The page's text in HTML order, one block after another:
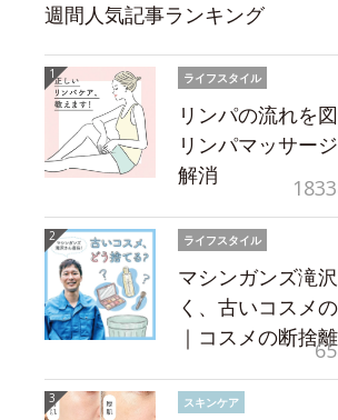
週間人気記事ランキング
ライフスタイル
リンパの流れを
リンパマッサー
解消
ライフスタイル
マシンガンズ滝
く、古いコスメ
｜コスメの断捨
スキンケア